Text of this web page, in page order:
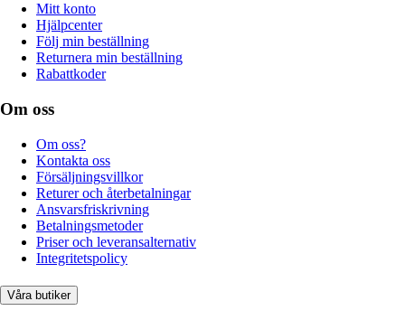
Mitt konto
Hjälpcenter
Följ min beställning
Returnera min beställning
Rabattkoder
Om oss
Om oss?
Kontakta oss
Försäljningsvillkor
Returer och återbetalningar
Ansvarsfriskrivning
Betalningsmetoder
Priser och leveransalternativ
Integritetspolicy
Våra butiker